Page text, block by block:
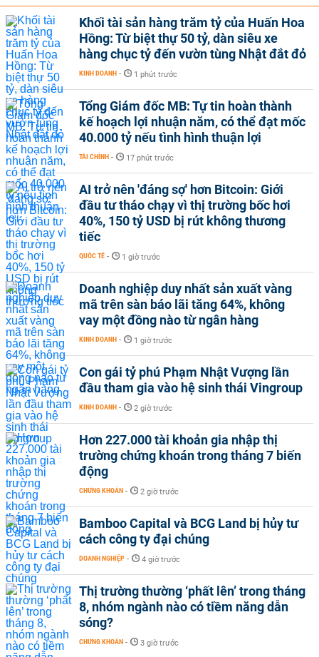
Khối tài sản hàng trăm tỷ của Huấn Hoa
Hồng: Từ biệt thự 50 tỷ, dàn siêu xe
hàng chục tỷ đến vườn tùng Nhật đắt đỏ
KINH DOANH - 1 phút trước
Tổng Giám đốc MB: Tự tin hoàn thành
kế hoạch lợi nhuận năm, có thể đạt mốc
40.000 tỷ nếu tình hình thuận lợi
TÀI CHÍNH - 17 phút trước
AI trở nên 'đáng sợ' hơn Bitcoin: Giới
đầu tư tháo chạy vì thị trường bốc hơi
40%, 150 tỷ USD bị rút không thương
tiếc
QUỐC TẾ - 1 giờ trước
Doanh nghiệp duy nhất sản xuất vàng
mã trên sàn báo lãi tăng 64%, không
vay một đồng nào từ ngân hàng
KINH DOANH - 1 giờ trước
Con gái tỷ phú Phạm Nhật Vượng lần
đầu tham gia vào hệ sinh thái Vingroup
KINH DOANH - 2 giờ trước
Hơn 227.000 tài khoản gia nhập thị
trường chứng khoán trong tháng 7 biến
động
CHỨNG KHOÁN - 2 giờ trước
Bamboo Capital và BCG Land bị hủy tư
cách công ty đại chúng
DOANH NGHIỆP - 4 giờ trước
Thị trường thường ‘phất lên’ trong tháng
8, nhóm ngành nào có tiềm năng dẫn
sóng?
CHỨNG KHOÁN - 3 giờ trước